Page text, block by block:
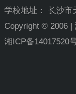
学校地址： 长沙市
Copyright © 2006 |
湘ICP备14017520